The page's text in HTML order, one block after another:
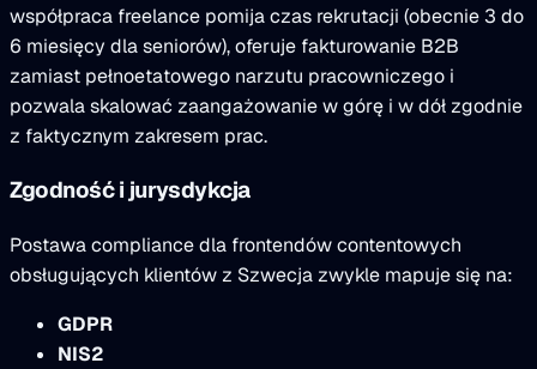
współpraca freelance pomija czas rekrutacji (obecnie 3 do
6 miesięcy dla seniorów), oferuje fakturowanie B2B
zamiast pełnoetatowego narzutu pracowniczego i
pozwala skalować zaangażowanie w górę i w dół zgodnie
z faktycznym zakresem prac.
Zgodność i jurysdykcja
Postawa compliance dla frontendów contentowych
obsługujących klientów z Szwecja zwykle mapuje się na:
GDPR
NIS2